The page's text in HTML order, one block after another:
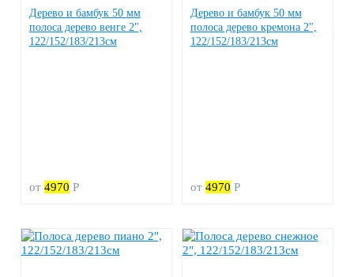
Дерево и бамбук 50 мм
полоса дерево венге 2",
122/152/183/213см
от 4970 Р
Дерево и бамбук 50 мм
полоса дерево кремона 2",
122/152/183/213см
от 4970 Р